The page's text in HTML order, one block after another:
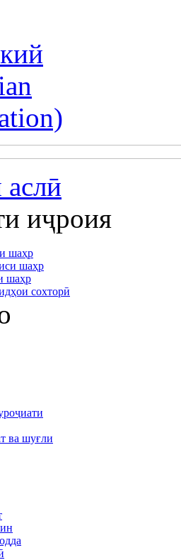
иҷроия
шаҳр
шаҳр
шаҳр
сохторӣ
ва шуғли